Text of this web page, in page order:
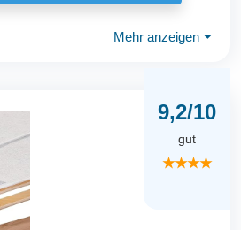
Mehr anzeigen ⏷
9,2/10
gut
★★★★